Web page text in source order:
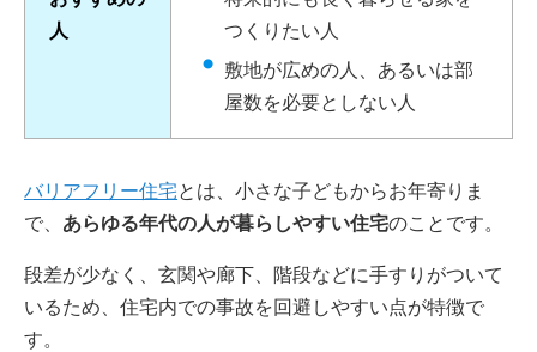
人
つくりたい人
敷地が広めの人、あるいは部
屋数を必要としない人
バリアフリー住宅とは、小さな子どもからお年寄りま
で、 あらゆる年代の人が暮らしやすい住宅のことです。
段差が少なく、玄関や廊下、階段などに手すりがついて
いるため、住宅内での事故を回避しやすい点が特徴で
す。